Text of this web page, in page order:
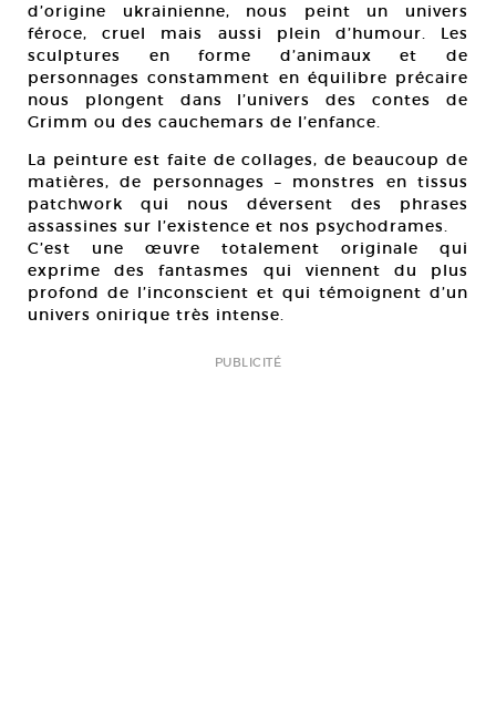
d’origine ukrainienne, nous peint un univers
féroce, cruel mais aussi plein d’humour. Les
sculptures en forme d’animaux et de
personnages constamment en équilibre précaire
nous plongent dans l’univers des contes de
Grimm ou des cauchemars de l’enfance.
La peinture est faite de collages, de beaucoup de
matières, de personnages – monstres en tissus
patchwork qui nous déversent des phrases
assassines sur l’existence et nos psychodrames.
C’est une œuvre totalement originale qui
exprime des fantasmes qui viennent du plus
profond de l’inconscient et qui témoignent d’un
univers onirique très intense.
PUBLICITÉ